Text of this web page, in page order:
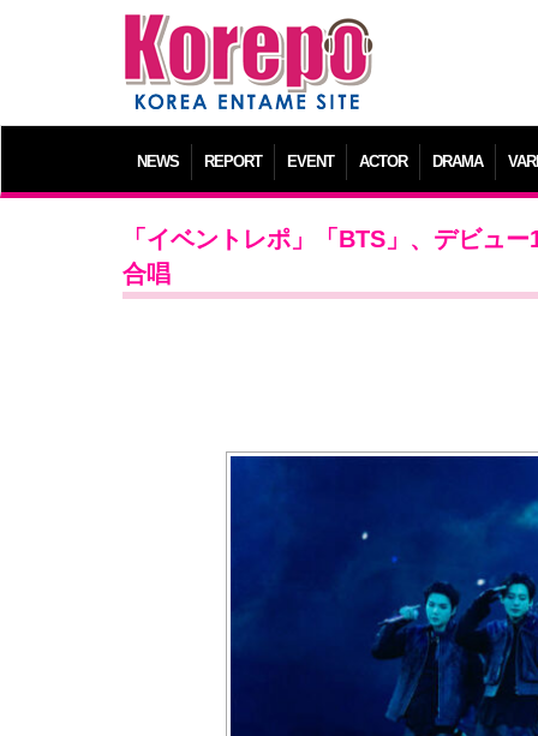
NEWS REPORT EVENT ACTOR DRAMA
「イベントレポ」「BTS」、デビュ
合唱